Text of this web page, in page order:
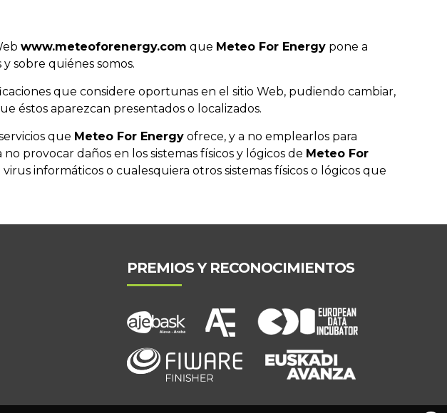
www.meteoforenergy.com que Meteo For Energypone a
sobre quiénes somos.
que considere oportunas en el sitio Web, pudiendo cambiar,
éstos aparezcan presentados o localizados.
que Meteo For Energyofrece, y a no emplearlos para
provocar daños en los sistemas físicos y lógicos de Meteo For
informáticos o cualesquiera otros sistemas físicos o lógicos que
PREMIOS Y RECONOCIMIENTOS